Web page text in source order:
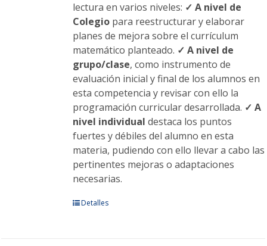
lectura en varios niveles: ✓ A nivel de
Colegiopara reestructurar y elaborar
planes de mejora sobre el currículum
matemático planteado. ✓ A nivel de
grupo/clase, como instrumento de
evaluación inicial y final de los alumnos en
esta competencia y revisar con ello la
programación curricular desarrollada. ✓ A
nivel individual destaca los puntos
fuertes y débiles del alumno en esta
materia, pudiendo con ello llevar a cabo las
pertinentes mejoras o adaptaciones
necesarias.
EsteDetalles